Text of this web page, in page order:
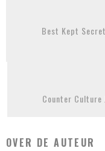
Best Kept
Counter Culture
OVER DE AUTEUR